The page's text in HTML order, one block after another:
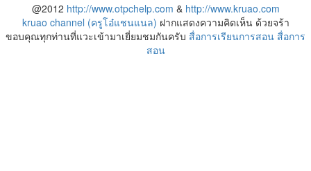
@2012 http://www.otpchelp.com & http://www.kruao.com
kruao channel (ครูโอ๋แชนแนล) ฝากแสดงความคิดเห็น ด้วยจร้า
ขอบคุณทุกท่านที่แวะเข้ามาเยี่ยมชมกันครับ สื่อการเรียนการสอน สื่อการ
สอน